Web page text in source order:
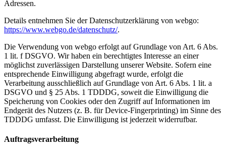
Adressen.
Details entnehmen Sie der Datenschutzerklärung von webgo:
https://www.webgo.de/datenschutz/.
Die Verwendung von webgo erfolgt auf Grundlage von Art. 6 Abs.
1 lit. f DSGVO. Wir haben ein berechtigtes Interesse an einer
möglichst zuverlässigen Darstellung unserer Website. Sofern eine
entsprechende Einwilligung abgefragt wurde, erfolgt die
Verarbeitung ausschließlich auf Grundlage von Art. 6 Abs. 1 lit. a
DSGVO und § 25 Abs. 1 TDDDG, soweit die Einwilligung die
Speicherung von Cookies oder den Zugriff auf Informationen im
Endgerät des Nutzers (z. B. für Device-Fingerprinting) im Sinne des
TDDDG umfasst. Die Einwilligung ist jederzeit widerrufbar.
Auftragsverarbeitung